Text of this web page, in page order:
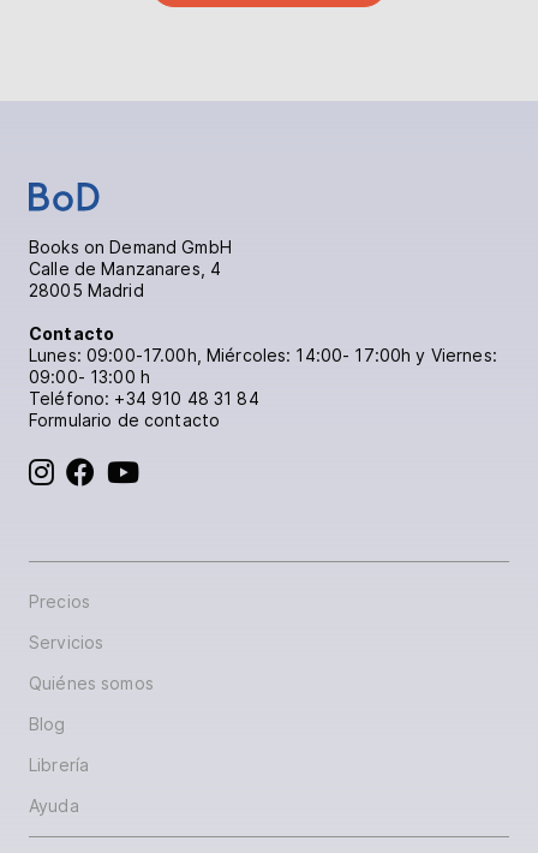
Books on Demand GmbH
Calle de Manzanares, 4
28005 Madrid
Contacto
Lunes: 09:00-17.00h, Miércoles: 14:00- 17:00h y Viernes:
09:00- 13:00 h
Teléfono: +34 910 48 31 84
Formulario de contacto
BoD en Instagram
BoD en Facebook
Precios
Servicios
Quiénes somos
Blog
Librería
Ayuda